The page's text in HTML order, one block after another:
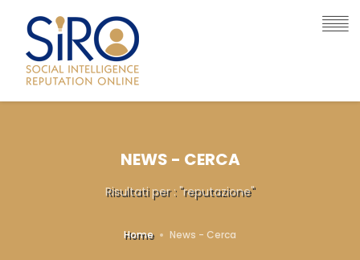
NEWS - CERCA
Risultati per : "reputazione"
Home News - Cerca